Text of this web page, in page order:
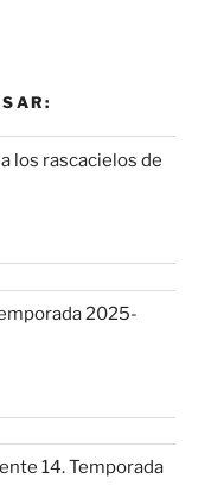
los rascacielos de
2025-
14. Temporada